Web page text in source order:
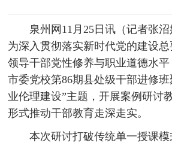
泉州网11月25日讯（记者张沼
为深入贯彻落实新时代党的建设
领导干部党性修养与职业道德水平
市委党校第86期县处级干部进修
业伦理建设”主题，开展案例研讨
形式推动干部教育走深走实。
本次研讨打破传统单一授课模